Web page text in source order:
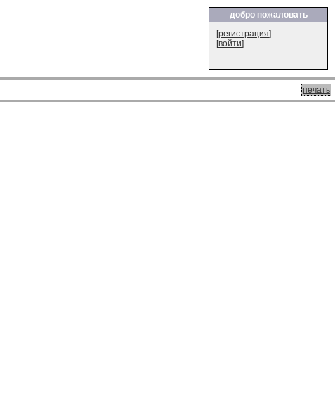
добро пожаловать
[регистрация]
[войти]
печать